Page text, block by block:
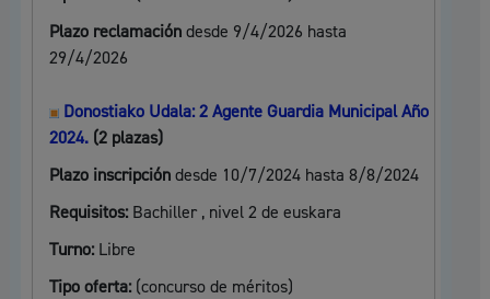
Plazo reclamacióndesde 9/4/2026 hasta
29/4/2026
Donostiako Udala: 2 Agente Guardia Municipal Año
2024.(2 plazas)
Plazo inscripción desde 10/7/2024 hasta 8/8/2024
Requisitos: Bachiller , nivel 2 de euskara
Turno: Libre
Tipo oferta: (concurso de méritos)